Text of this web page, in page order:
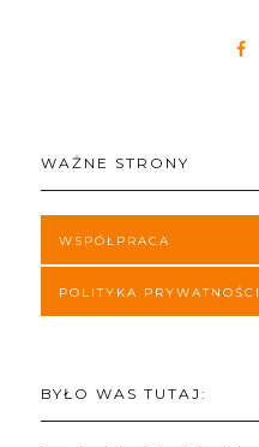
WAŻNE STRONY
WSPÓŁPRACA
POLITYKA PRYWATNOŚCI
BYŁO WAS TUTAJ: